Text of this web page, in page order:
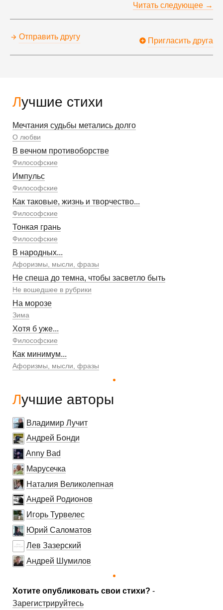
Лучшие стихи
Мечтания судьбы метались долго
О любви
В вечном противоборстве
Философские
Импульс
Философские
Как таковые, жизнь и творчество...
Философские
Тонкая грань
Философские
В народных...
Афоризмы, мысли, фразы
Не спеша до темна, чтобы засветло быть
Не вошедшее в рубрики
На морозе
Зима
Хотя б уже...
Философские
Как минимум...
Афоризмы, мысли, фразы
Лучшие авторы
Владимир Лучит
Андрей Бонди
Anny Bad
Марусечка
Наталия Великолепная
Андрей Родионов
Игорь Турвелес
Юрий Саломатов
Лев Зазерский
Андрей Шумилов
Хотите опубликовать свои стихи? -
Зарегистрируйтесь
Читать следующее →
Отправить другу Пригласить друга